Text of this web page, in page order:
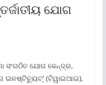
ଯୋଗ
ସଂଗଠିତ ଯୋଗ କେନ୍ଦ୍ର,
ଇନଷ୍ଟିଚ୍ୟୁଟ୍‌’ (ଟିୱାଇଆଇ),